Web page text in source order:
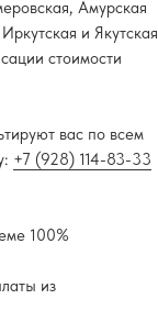
Амурская
и Якутская
стоимости
вас по всем
+7 (928) 114-83-33
100%
из